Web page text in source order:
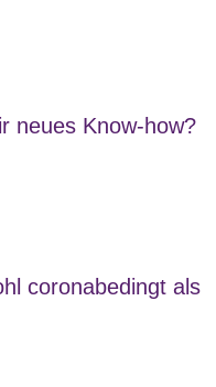
neues Know-how?
coronabedingt als